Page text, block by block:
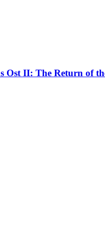
Ost II: The Return of